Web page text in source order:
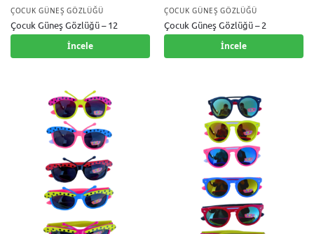
ÇOCUK GÜNEŞ GÖZLÜĞÜ
Çocuk Güneş Gözlüğü – 12
İncele
ÇOCUK GÜNEŞ GÖZLÜĞÜ
Çocuk Güneş Gözlüğü – 2
İncele